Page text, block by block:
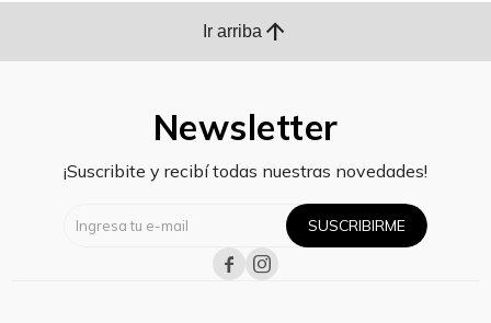
Ir arriba arrow_upward
Newsletter
¡Suscribite y recibí todas nuestras novedades!
SUSCRIBIRME
 